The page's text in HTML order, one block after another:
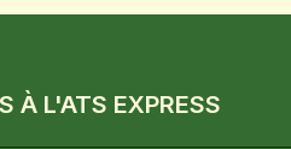
À L'ATS EXPRESS